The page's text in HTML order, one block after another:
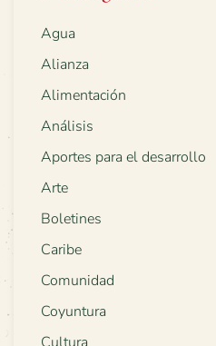
Agua
Alianza
Alimentación
Análisis
Aportes para el desarrollo
Arte
Boletines
Caribe
Comunidad
Coyuntura